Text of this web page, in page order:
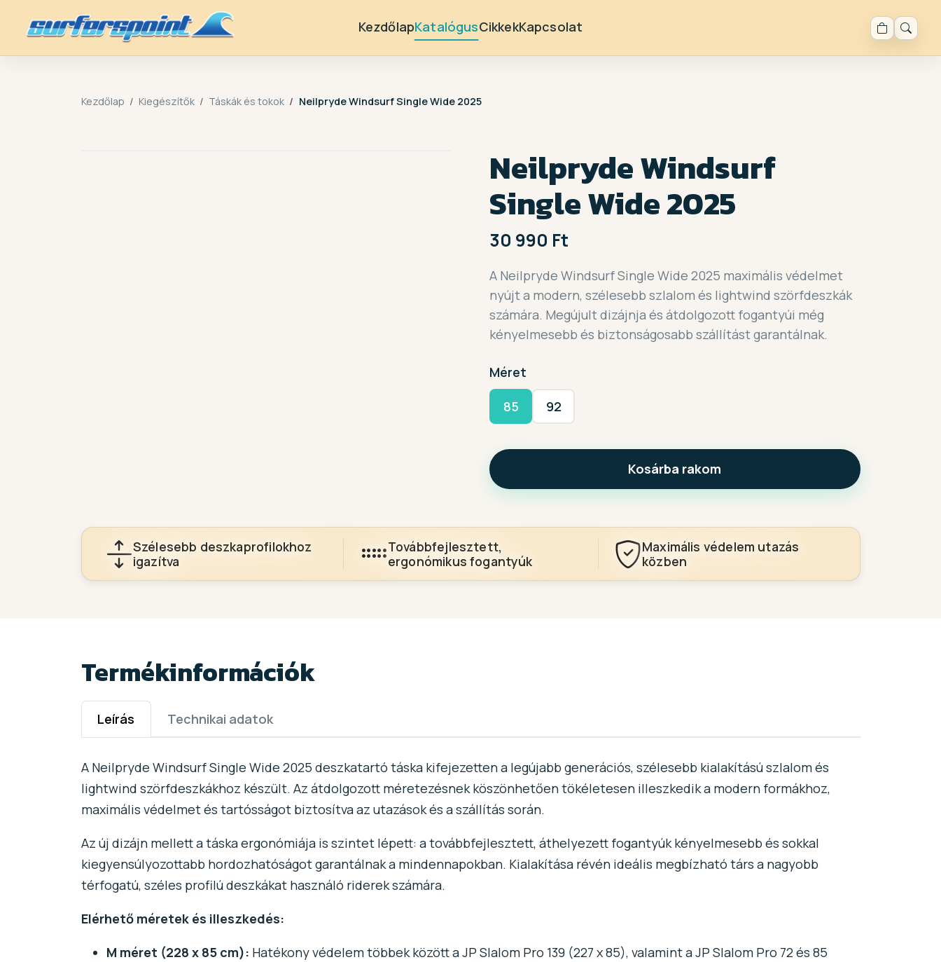
KezdőlapKatalógusCikkekKapcsolat
Kezdőlap Kiegészítők Táskák és tokok Neilpryde Windsurf Single Wide 2025
Neilpryde Windsurf
Single Wide 2025
30 990 Ft
A Neilpryde Windsurf Single Wide 2025 maximális védelmet
nyújt a modern, szélesebb szlalom és lightwind szörfdeszkák
számára. Megújult dizájnja és átdolgozott fogantyúi még
kényelmesebb és biztonságosabb szállítást garantálnak.
Méret
85 92
Kosárba rakom
Szélesebb deszkaprofilokhoz
igazítva
Továbbfejlesztett,
ergonómikus fogantyúk
Maximális védelem utazás
közben
Termékinformációk
Leírás Technikai adatok
A Neilpryde Windsurf Single Wide 2025 deszkatartó táska kifejezetten a legújabb generációs, szélesebb kialakítású szlalom és
lightwind szörfdeszkákhoz készült. Az átdolgozott méretezésnek köszönhetően tökéletesen illeszkedik a modern formákhoz,
maximális védelmet és tartósságot biztosítva az utazások és a szállítás során.
Az új dizájn mellett a táska ergonómiája is szintet lépett: a továbbfejlesztett, áthelyezett fogantyúk kényelmesebb és sokkal
kiegyensúlyozottabb hordozhatóságot garantálnak a mindennapokban. Kialakítása révén ideális megbízható társ a nagyobb
térfogatú, széles profilú deszkákat használó riderek számára.
Elérhető méretek és illeszkedés:
M méret (228 x 85 cm): Hatékony védelem többek között a JP Slalom Pro 139 (227 x 85), valamint a JP Slalom Pro 72 és 85